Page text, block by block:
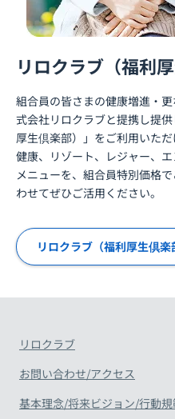
リロクラブ（福利
組合員の皆さまの健康増進・
式会社リロクラブと提携し提
厚生倶楽部）」をご利用いただ
健康、リゾート、レジャー、
メニューを、組合員特別価格
わせてぜひご活用ください。
リロクラブ（福利厚生倶
リロクラブ
お問い合わせ/アクセス
基本理念/将来ビジョン/行動